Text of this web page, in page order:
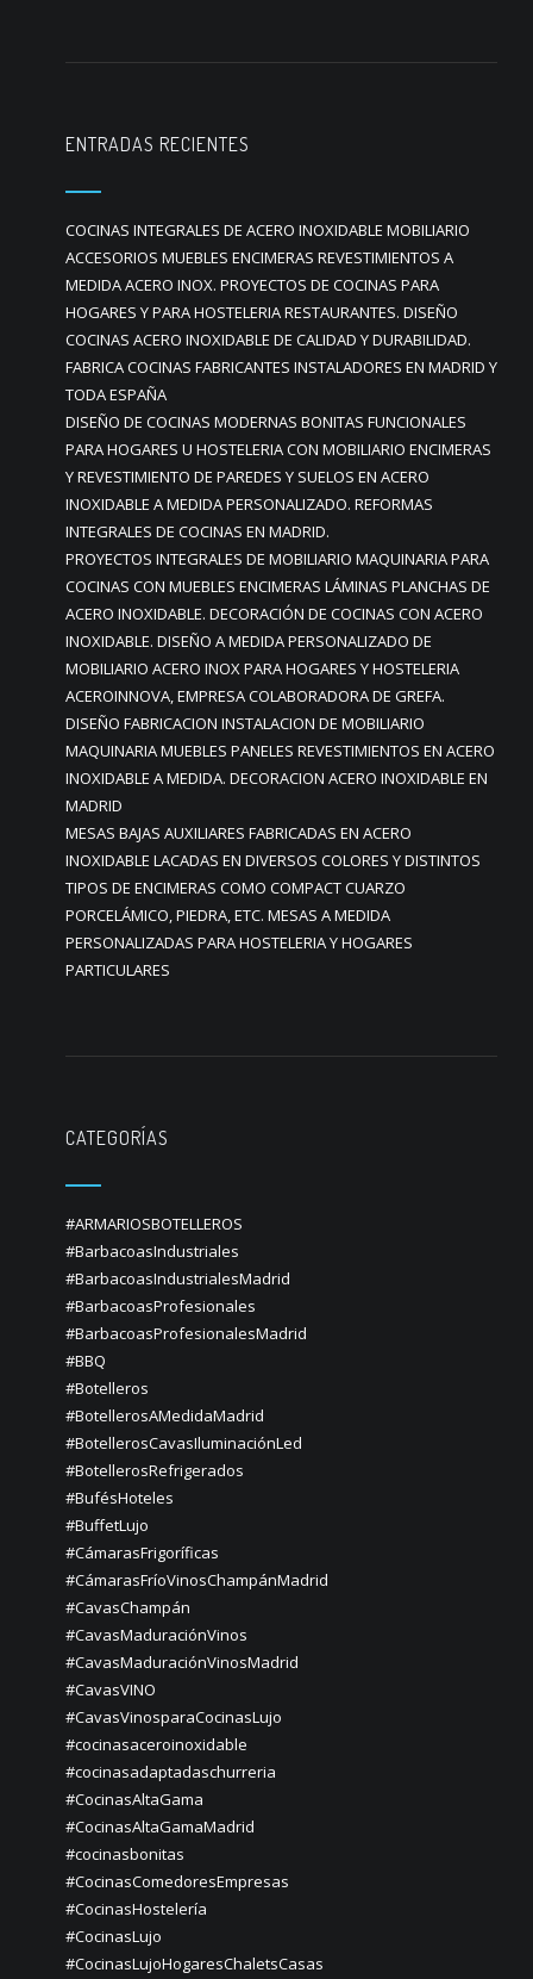
ENTRADAS RECIENTES
COCINAS INTEGRALES DE ACERO INOXIDABLE MOBILIARIO
ACCESORIOS MUEBLES ENCIMERAS REVESTIMIENTOS A
MEDIDA ACERO INOX. PROYECTOS DE COCINAS PARA
HOGARES Y PARA HOSTELERIA RESTAURANTES. DISEÑO
COCINAS ACERO INOXIDABLE DE CALIDAD Y DURABILIDAD.
FABRICA COCINAS FABRICANTES INSTALADORES EN MADRID Y
TODA ESPAÑA
DISEÑO DE COCINAS MODERNAS BONITAS FUNCIONALES
PARA HOGARES U HOSTELERIA CON MOBILIARIO ENCIMERAS
Y REVESTIMIENTO DE PAREDES Y SUELOS EN ACERO
INOXIDABLE A MEDIDA PERSONALIZADO. REFORMAS
INTEGRALES DE COCINAS EN MADRID.
PROYECTOS INTEGRALES DE MOBILIARIO MAQUINARIA PARA
COCINAS CON MUEBLES ENCIMERAS LÁMINAS PLANCHAS DE
ACERO INOXIDABLE. DECORACIÓN DE COCINAS CON ACERO
INOXIDABLE. DISEÑO A MEDIDA PERSONALIZADO DE
MOBILIARIO ACERO INOX PARA HOGARES Y HOSTELERIA
ACEROINNOVA, EMPRESA COLABORADORA DE GREFA.
DISEÑO FABRICACION INSTALACION DE MOBILIARIO
MAQUINARIA MUEBLES PANELES REVESTIMIENTOS EN ACERO
INOXIDABLE A MEDIDA. DECORACION ACERO INOXIDABLE EN
MADRID
MESAS BAJAS AUXILIARES FABRICADAS EN ACERO
INOXIDABLE LACADAS EN DIVERSOS COLORES Y DISTINTOS
TIPOS DE ENCIMERAS COMO COMPACT CUARZO
PORCELÁMICO, PIEDRA, ETC. MESAS A MEDIDA
PERSONALIZADAS PARA HOSTELERIA Y HOGARES
PARTICULARES
CATEGORÍAS
#ARMARIOSBOTELLEROS
#BarbacoasIndustriales
#BarbacoasIndustrialesMadrid
#BarbacoasProfesionales
#BarbacoasProfesionalesMadrid
#BBQ
#Botelleros
#BotellerosAMedidaMadrid
#BotellerosCavasIluminaciónLed
#BotellerosRefrigerados
#BufésHoteles
#BuffetLujo
#CámarasFrigoríficas
#CámarasFríoVinosChampánMadrid
#CavasChampán
#CavasMaduraciónVinos
#CavasMaduraciónVinosMadrid
#CavasVINO
#CavasVinosparaCocinasLujo
#cocinasaceroinoxidable
#cocinasadaptadaschurreria
#CocinasAltaGama
#CocinasAltaGamaMadrid
#cocinasbonitas
#CocinasComedoresEmpresas
#CocinasHostelería
#CocinasLujo
#CocinasLujoHogaresChaletsCasas